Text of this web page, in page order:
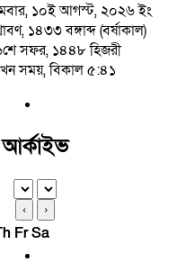
১০ই আগস্ট, ২০২৬ ইং
১৪৩৩ বঙ্গাব্দ (বর্ষাকাল)
সফর, ১৪৪৮ হিজরী
সময়, বিকাল ৫:৪১
আর্কাইভ
‹ ›
FrSa